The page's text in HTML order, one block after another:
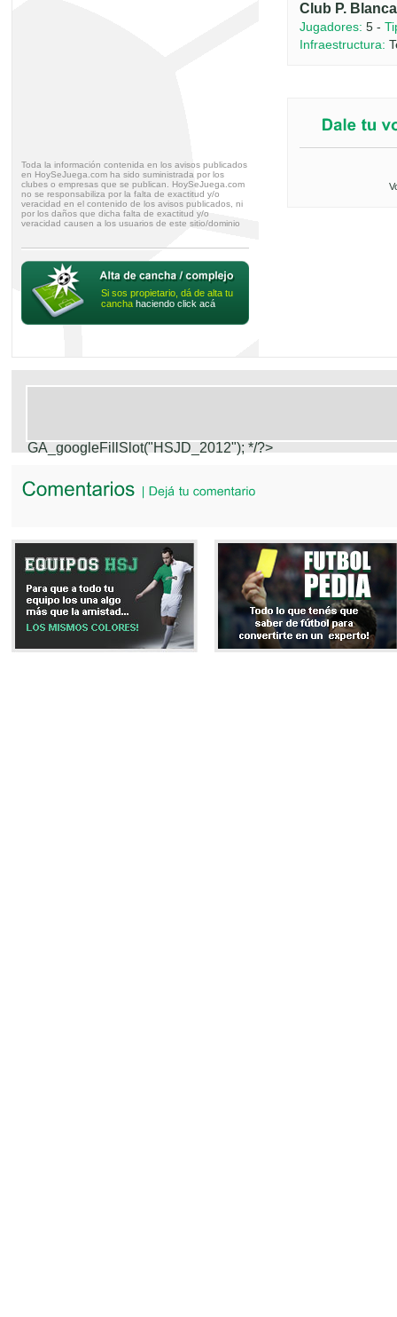
Toda la información contenida en los avisos publicados
en HoySeJuega.com ha sido suministrada por los
clubes o empresas que se publican. HoySeJuega.com
no se responsabiliza por la falta de exactitud y/o
veracidad en el contenido de los avisos publicados, ni
por los daños que dicha falta de exactitud y/o
veracidad causen a los usuarios de este sitio/dominio
Si sos propietario, dá de alta tu
cancha haciendo click acá
Club P.
Jugadores: 5 -
Infraestructura:
GA_googleFillSlot("HSJD_2012"); */?>